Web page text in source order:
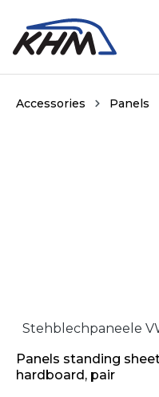
content
Accessories Panels
Panels standing
hardboard, pair